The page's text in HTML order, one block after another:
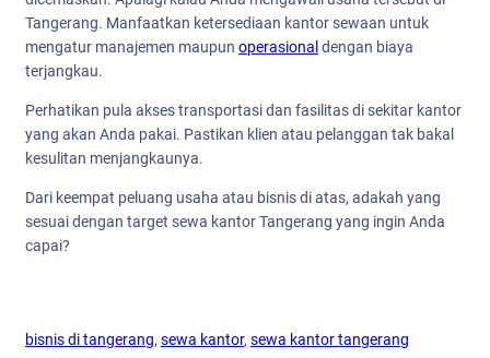
Tangerang. Manfaatkan ketersediaan kantor sewaan untuk
mengatur manajemen maupun operasional dengan biaya
terjangkau.
Perhatikan pula akses transportasi dan fasilitas di sekitar kantor
yang akan Anda pakai. Pastikan klien atau pelanggan tak bakal
kesulitan menjangkaunya.
Dari keempat peluang usaha atau bisnis di atas, adakah yang
sesuai dengan target sewa kantor Tangerang yang ingin Anda
capai?
bisnis di tangerang, sewa kantor, sewa kantor tangerang